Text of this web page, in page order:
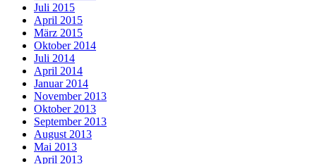
Juli 2015
April 2015
März 2015
Oktober 2014
Juli 2014
April 2014
Januar 2014
November 2013
Oktober 2013
September 2013
August 2013
Mai 2013
April 2013